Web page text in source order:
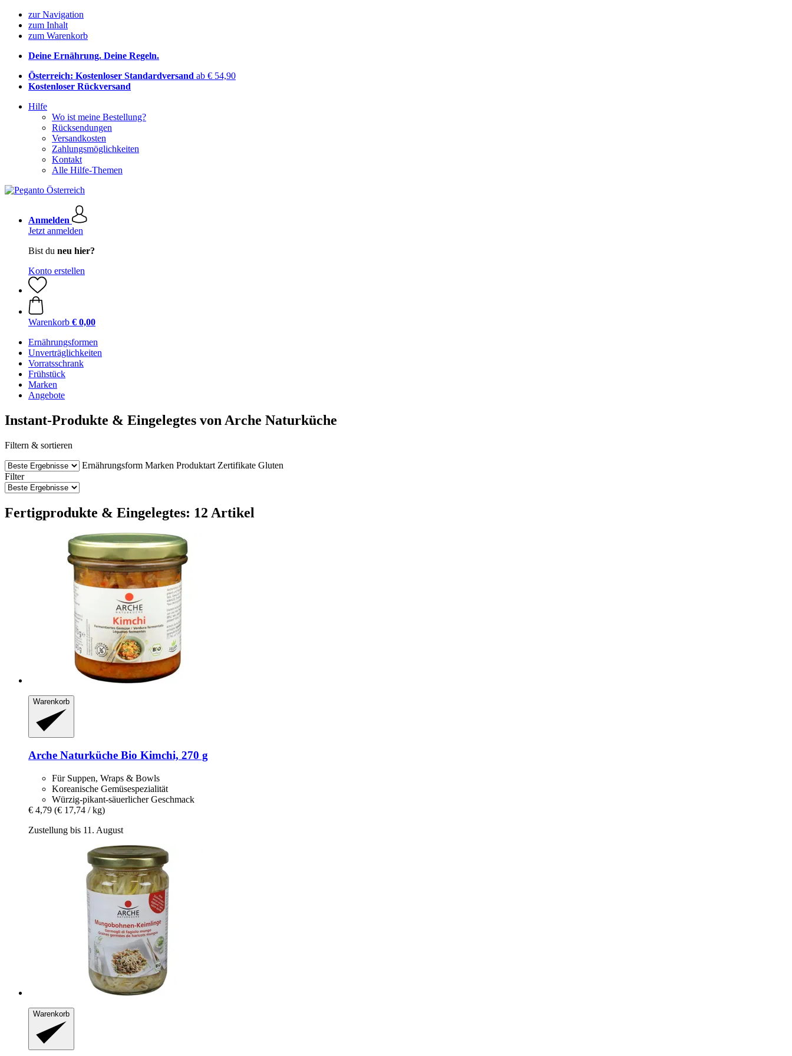
zur Navigation
zum Inhalt
zum Warenkorb
Deine Ernährung. Deine Regeln.
Österreich: Kostenloser Standardversand ab € 54,90
Kostenloser Rückversand
Hilfe
Wo ist meine Bestellung?
Rücksendungen
Versandkosten
Zahlungsmöglichkeiten
Kontakt
Alle Hilfe-Themen
Anmelden
Jetzt anmelden
Bist du neu hier?
Konto erstellen
Warenkorb € 0,00
Ernährungsformen
Unverträglichkeiten
Vorratsschrank
Frühstück
Marken
Angebote
Instant-Produkte & Eingelegtes von Arche Naturküche
Filtern & sortieren
Ernährungsform Marken Produktart Zertifikate Gluten
Filter
Fertigprodukte & Eingelegtes: 12 Artikel
Warenkorb
Arche Naturküche Bio Kimchi, 270 g
Für Suppen, Wraps & Bowls
Koreanische Gemüsespezialität
Würzig-pikant-säuerlicher Geschmack
€ 4,79 (€ 17,74 / kg)
Zustellung bis 11. August
Warenkorb